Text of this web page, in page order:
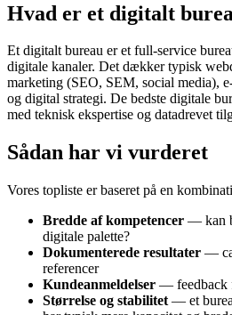
Hvad er et digitalt
Et digitalt bureau er et full-service
digitale kanaler. Det dækker typisk
marketing (SEO, SEM, social media),
og digital strategi. De bedste digitale
med teknisk ekspertise og datadrevet
Sådan har vi vurderet
Vores topliste er baseret på en
Bredde af kompetencer — kan
digitale palette?
Dokumenterede resultater —
referencer
Kundeanmeldelser — feedback
Størrelse og stabilitet — et